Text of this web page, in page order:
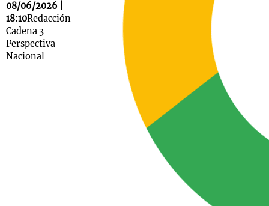
08/06/2026 |
18:10Redacción
Cadena 3
Perspectiva
Nacional
Mundial 2026
La Sole en
Cadena 3